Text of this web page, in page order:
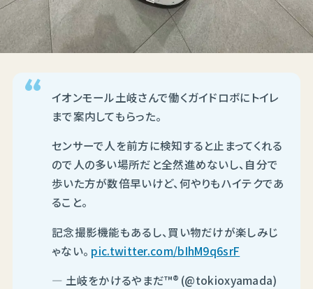
イオンモール土岐さんで働くガイドロボにトイレ
まで案内してもらった。
センサーで人を前方に検知すると止まってくれる
ので人の多い場所だと全然進めないし、自分で
歩いた方が数倍早いけど、何やりもハイテクであ
ること。
記念撮影機能もあるし、買い物だけが楽しみじ
ゃない。 pic.twitter.com/bIhM9q6srF
— 土岐をかけるやまだ™️®️ (@tokioxyamada)